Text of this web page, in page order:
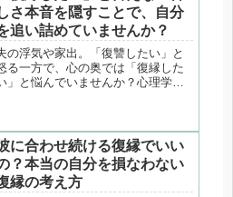
さ本音を隠すことで、自分
追い詰めていませんか？
の浮気や家出。「復讐したい」と
る一方で、心の奥では「復縁した
」と悩んでいませんか？心理学の
ステップを解説します。
に合わせ続ける復縁でいい
？本当の自分を損なわない
縁の考え方